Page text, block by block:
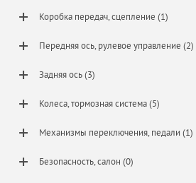
Коробка передач, сцепление (1)
Передняя ось, рулевое управление (2)
Задняя ось (3)
Колеса, тормозная система (5)
Механизмы переключения, педали (1)
Безопасность, салон (0)